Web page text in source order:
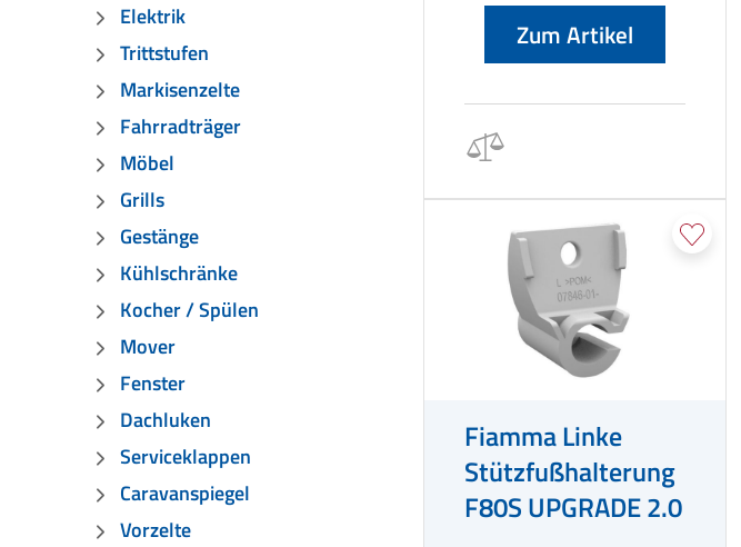
Elektrik
Trittstufen
Markisenzelte
Fahrradträger
Möbel
Grills
Gestänge
Kühlschränke
Kocher / Spülen
Mover
Fenster
Dachluken
Serviceklappen
Caravanspiegel
Vorzelte
Zum Artikel
Fiamma Linke
Stützfußhalterung
F80S UPGRADE 2.0